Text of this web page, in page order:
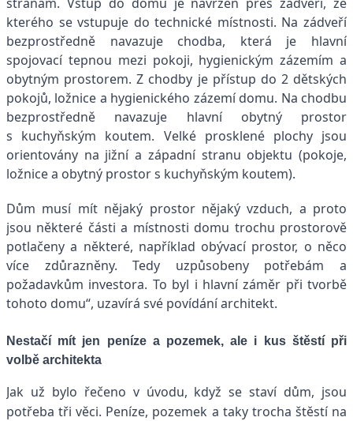
kterého se vstupuje do technické místnosti. Na zádveří
bezprostředně navazuje chodba, která je hlavní
spojovací tepnou mezi pokoji, hygienickým zázemím a
obytným prostorem. Z chodby je přístup do 2 dětských
pokojů, ložnice a hygienického zázemí domu. Na chodbu
bezprostředně navazuje hlavní obytný prostor
s kuchyňským koutem. Velké prosklené plochy jsou
orientovány na jižní a západní stranu objektu (pokoje,
ložnice a obytný prostor s kuchyňským koutem).
Dům musí mít nějaký prostor nějaký vzduch, a proto
jsou některé části a místnosti domu trochu prostorově
potlačeny a některé, například obývací prostor, o něco
více zdůrazněny. Tedy uzpůsobeny potřebám a
požadavkům investora. To byl i hlavní záměr při tvorbě
tohoto domu“, uzavírá své povídání architekt.
Nestačí mít jen peníze a pozemek, ale i kus štěstí při
volbě architekta
Jak už bylo řečeno v úvodu, když se staví dům, jsou
potřeba tři věci. Peníze, pozemek a taky trocha štěstí na